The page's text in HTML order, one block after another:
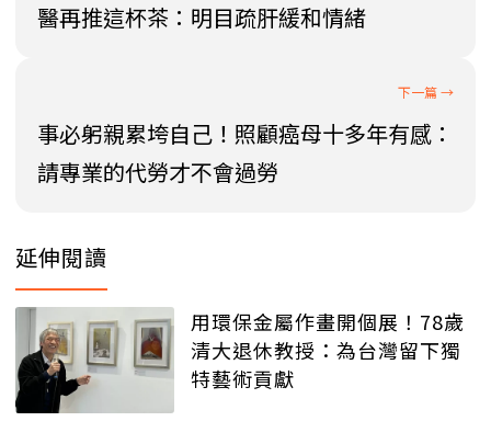
醫再推這杯茶：明目疏肝緩和情緒
事必躬親累垮自己！照顧癌母十多年有感：
請專業的代勞才不會過勞
延伸閱讀
用環保金屬作畫開個展！78歲
清大退休教授：為台灣留下獨
特藝術貢獻